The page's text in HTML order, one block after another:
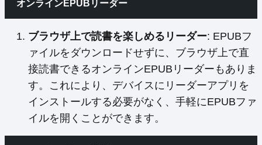
オンラインEPUBリーダー
ブラウザ上で読書を楽しめるリーダー: EPUBフ
ァイルをダウンロードせずに、ブラウザ上で直
接読書できるオンラインEPUBリーダーもありま
す。これにより、デバイスにリーダーアプリを
インストールする必要がなく、手軽にEPUBファ
イルを開くことができます。